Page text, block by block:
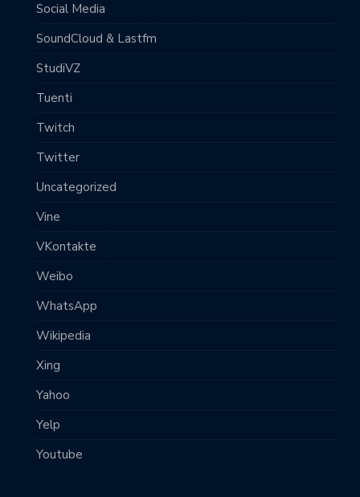
Social Media
SoundCloud & Lastfm
StudiVZ
Tuenti
Twitch
Twitter
Uncategorized
Vine
VKontakte
Weibo
WhatsApp
Wikipedia
Xing
Yahoo
Yelp
Youtube